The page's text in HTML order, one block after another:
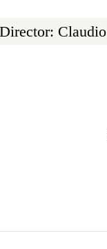
Director: Claudio